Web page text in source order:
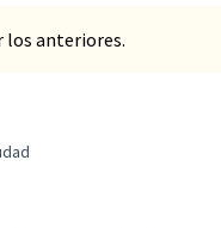
los anteriores.